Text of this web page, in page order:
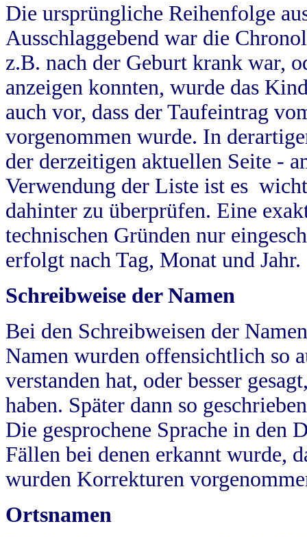
Die ursprüngliche Reihenfolge
Ausschlaggebend war die
z.B. nach der Geburt krank war,
anzeigen konnten, wurde das
auch vor, dass der Taufeintrag
vorgenommen wurde. In
der derzeitigen aktuellen Seite -
Verwendung der Liste ist es
dahinter zu überprüfen. Eine
technischen Gründen nur
erfolgt nach Tag, Monat und Jahr.
Schreibweise der Namen
Bei den Schreibweisen der
Namen wurden offensichtlich so
verstanden hat, oder besser
haben. Später dann so
Die gesprochene Sprache in
Fällen bei denen erkannt wurde,
wurden Korrekturen
Ortsnamen